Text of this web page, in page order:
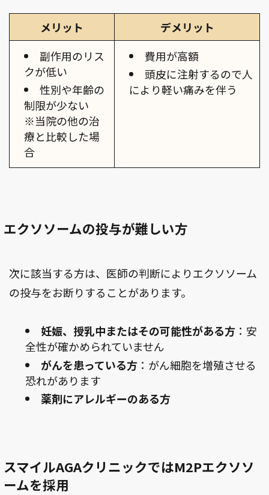
メリット
デメリット
副作用のリス
クが低い
性別や年齢の
制限が少ない
※当院の他の治
療と比較した場
合
費用が高額
頭皮に注射するので人
により軽い痛みを伴う
エクソソームの投与が難しい方
次に該当する方は、医師の判断によりエクソソーム
の投与をお断りすることがあります。
妊娠、授乳中またはその可能性がある方 ：安
全性が確かめられていません
がんを患っている方 ：がん細胞を増殖させる
恐れがあります
薬剤にアレルギーのある方
スマイルAGAクリニックではM2Pエクソソ
ームを採用